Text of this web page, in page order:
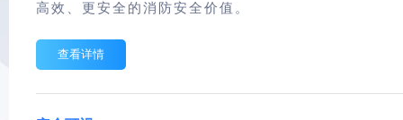
高效、更安全的消防安全价值。
查看详情